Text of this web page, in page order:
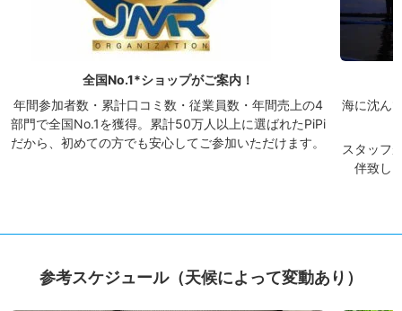
全国No.1*ショップがご案内！
年間参加者数・累計口コミ数・従業員数・年間売上の4
部門で全国No.1を獲得。累計50万人以上に選ばれたPiPi
だから、初めての方でも安心してご参加いただけます。
海に沈ん
スタッフ
伴致し
参考スケジュール（天候によって変動あり）